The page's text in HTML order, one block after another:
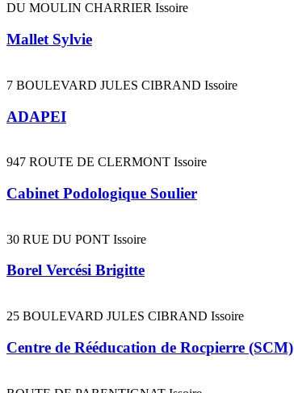
DU MOULIN CHARRIER Issoire
Mallet Sylvie
7 BOULEVARD JULES CIBRAND Issoire
ADAPEI
947 ROUTE DE CLERMONT Issoire
Cabinet Podologique Soulier
30 RUE DU PONT Issoire
Borel Vercési Brigitte
25 BOULEVARD JULES CIBRAND Issoire
Centre de Rééducation de Rocpierre (SCM)